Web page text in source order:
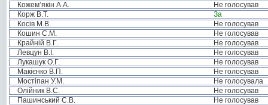
Кожем’якін А.А.
Не голосував
Корж В.Т.
За
Косів М.В.
Не голосував
Кошин С.М.
Не голосував
Крайній В.Г.
Не голосував
Левцун В.І.
Не голосував
Лукашук О.Г.
Не голосував
Макієнко В.П.
Не голосував
Мостіпан У.М.
Не голосувала
Олійник В.С.
Не голосував
Пашинський С.В.
Не голосував